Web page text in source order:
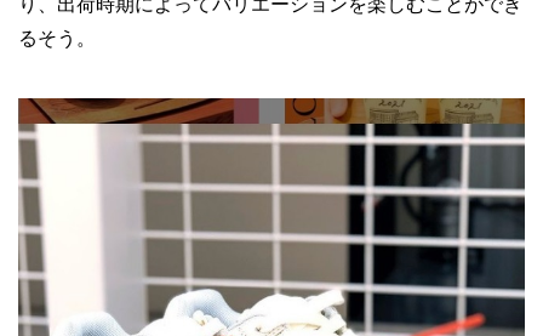
り、出荷時期によってバリエーションを楽しむことができ
るそう。